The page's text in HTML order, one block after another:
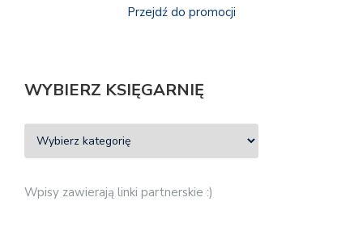
Przejdź do promocji
WYBIERZ KSIĘGARNIĘ
Wpisy zawierają linki partnerskie :)